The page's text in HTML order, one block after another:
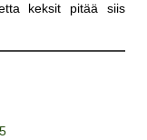
keksit pitää siis